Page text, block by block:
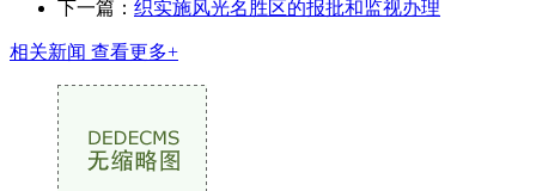
下一篇： 织实施风光名胜区的报批和监视办理
相关新闻 查看更多+